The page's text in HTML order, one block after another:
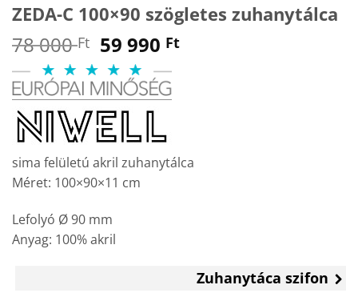
ZEDA-C 100×90 szögletes zuhanytálca
78 000Ft Original
price
was:
78
000 Ft.
59 990 FtCurrent
sima felületú akril zuhanytálca
Méret: 100×90×11 cm
Lefolyó Ø 90 mm
Anyag: 100% akril
Zuhanytáca szifon